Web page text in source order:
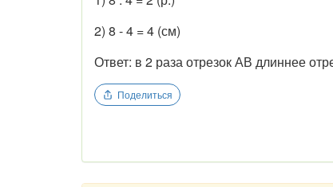
2) 8 - 4 = 4 (см)
Ответ: в 2 раза отрезок АВ длиннее
Поделиться